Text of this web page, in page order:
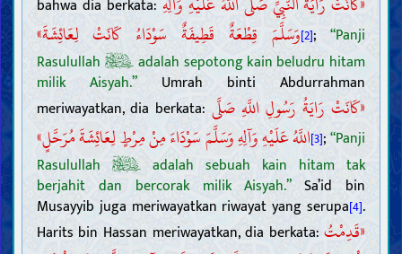
bahwa dia berkata:
وَسَلَّمَ قِطْعَةٌ قَطِيفَةٌ سَوْدَاءُ كَانَتْ لِعَائِشَةَ»[2];“Panji
Rasulullah
adalah sepotong kain beludru hitam
milik Aisyah.”Umrah binti Abdurrahman
meriwayatkan, dia berkata: «كَانَتْ رَايَةُ رَسُولِ اللَّهِ صَلَّى
اللَّهُ عَلَيْهِ وَآلِهِ وَسَلَّمَ سَوْدَاءَ مِنْ مِرْطٍ لِعَائِشَةَ مُرَحَّلٍ»[3];“Panji
Rasulullah
adalah sebuah kain hitam tak
berjahit dan bercorak milik Aisyah.”Sa’id bin
Musayyib juga meriwayatkan riwayat yang serupa[4].
Harits bin Hassan meriwayatkan, dia berkata:«قَدِمْتُ